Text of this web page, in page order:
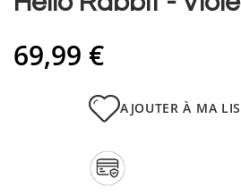
the
the69,99 €
AJOUTER À MA